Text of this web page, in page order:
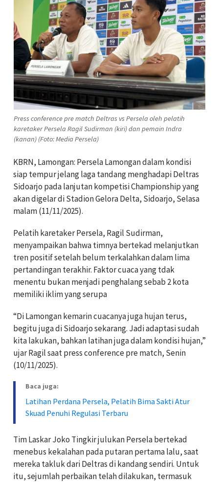
Press conference pre match Deltras vs Persela oleh pelatih
karetaker Persela Ragil Sudirman (kiri) dan pemain Indra
(kanan) (Foto: Media Persela)
KBRN, Lamongan: Persela Lamongan dalam kondisi
siap tempur jelang laga tandang menghadapi Deltras
Sidoarjo pada lanjutan kompetisi Championship yang
akan digelar di Stadion Gelora Delta, Sidoarjo, Selasa
malam (11/11/2025).
Pelatih karetaker Persela, Ragil Sudirman,
menyampaikan bahwa timnya bertekad melanjutkan
tren positif setelah belum terkalahkan dalam lima
pertandingan terakhir. Faktor cuaca yang tdak
menentu bukan menjadi penghalang sebab 2 kota
memiliki iklim yang serupa
“Di Lamongan kemarin cuacanya juga hujan terus,
begitu juga di Sidoarjo sekarang. Jadi adaptasi sudah
kita lakukan, bahkan latihan juga dalam kondisi hujan,”
ujar Ragil saat press conference pre match, Senin
(10/11/2025).
Baca juga:
Latihan Perdana Persela, Pelatih Bima Sakti Atur
Skuad Penuhi Regulasi Terbaru
Tim Laskar Joko Tingkir julukan Persela bertekad
menebus kekalahan pada putaran pertama lalu, saat
mereka takluk dari Deltras di kandang sendiri. Untuk
itu, sejumlah perbaikan telah dilakukan, termasuk